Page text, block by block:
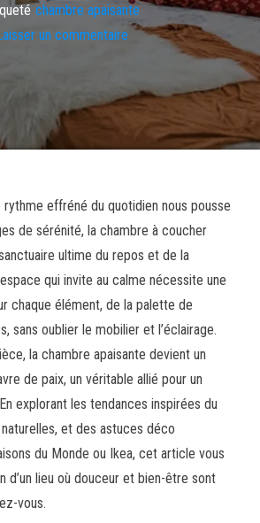
chambre apaisante
un commentaire
rythme effréné du quotidien nous pousse
de sérénité, la chambre à coucher
ultime du repos et de la
qui invite au calme nécessite une
chaque élément, de la palette de
sans oublier le mobilier et l’éclairage.
la chambre apaisante devient un
de paix, un véritable allié pour un
explorant les tendances inspirées du
et des astuces déco
du Monde ou Ikea, cet article vous
d’un lieu où douceur et bien-être sont
vous.